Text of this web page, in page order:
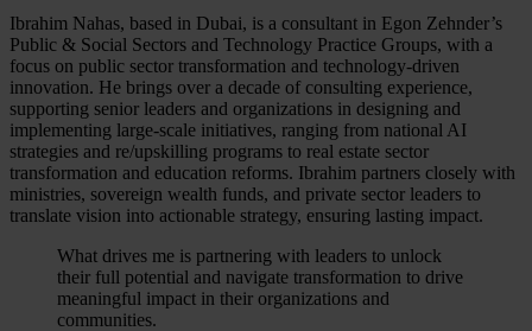
Ibrahim Nahas, based in Dubai, is a consultant in Egon Zehnder’s
Public & Social Sectors and Technology Practice Groups, with a
focus on public sector transformation and technology-driven
innovation. He brings over a decade of consulting experience,
supporting senior leaders and organizations in designing and
implementing large-scale initiatives, ranging from national AI
strategies and re/upskilling programs to real estate sector
transformation and education reforms. Ibrahim partners closely with
ministries, sovereign wealth funds, and private sector leaders to
translate vision into actionable strategy, ensuring lasting impact.
What drives me is partnering with leaders to unlock
their full potential and navigate transformation to drive
meaningful impact in their organizations and
communities.